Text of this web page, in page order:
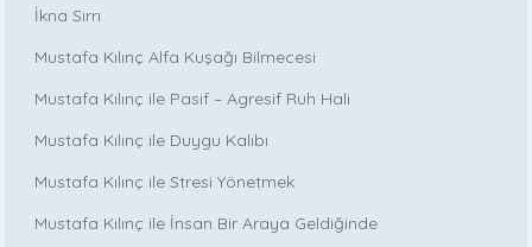
İkna Sırrı
Mustafa Kılınç Alfa Kuşağı Bilmecesi
Mustafa Kılınç ile Pasif – Agresif Ruh Hali
Mustafa Kılınç ile Duygu Kalıbı
Mustafa Kılınç ile Stresi Yönetmek
Mustafa Kılınç ile İnsan Bir Araya Geldiğinde